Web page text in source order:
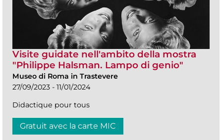
Visite guidate nell'ambito della mostra
"Philippe Halsman. Lampo di genio"
Museo di Roma in Trastevere
27/09/2023 - 11/01/2024
Didactique pour tous
Gratuit avec la carte MIC